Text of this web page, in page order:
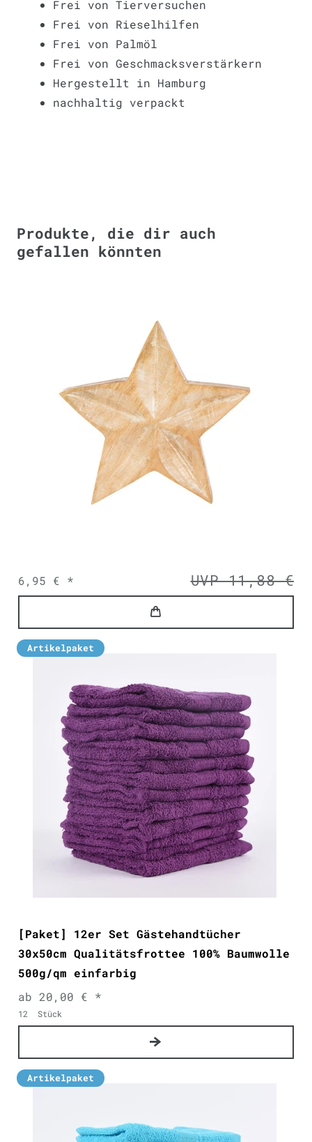
Frei von Tierversuchen
Frei von Rieselhilfen
Frei von Palmöl
Frei von Geschmacksverstärkern
Hergestellt in Hamburg
nachhaltig verpackt
Produkte, die dir auch
gefallen könnten
UVP 11,88 €
6,95 € *
Artikelpaket
[Paket] 12er Set Gästehandtücher
30x50cm Qualitätsfrottee 100% Baumwolle
500g/qm einfarbig
ab 20,00 € *
12 Stück
Artikelpaket